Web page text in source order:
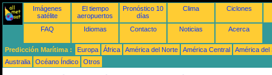
Imágenes
satélite
El tiempo
aeropuertos
Pronóstico 10
días
Clima Ciclones
FAQ Idiomas Contacto Noticias Acerca
Predicción Marítima : Europa África América del Norte América Central
América del
Australia
Océano Índico Otros